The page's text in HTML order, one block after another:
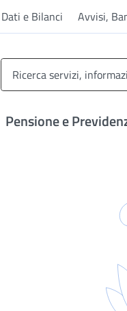
Dati e Bilanci Avvisi,
Pensione e